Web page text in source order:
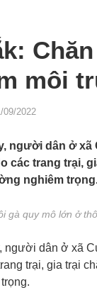
môi
09/2022
người dân ở
các trang trại,
nghiêm
gà quy mô lớn ở
người dân ở xã
trại, gia trại